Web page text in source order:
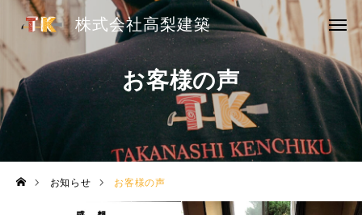
株式会社高梨建築
お客様の声
お知らせ お客様の声
株式会社高梨建築
HOME
ドローン事業